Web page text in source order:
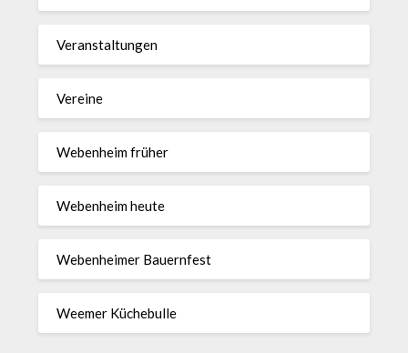
Veranstaltungen
Vereine
Webenheim früher
Webenheim heute
Webenheimer Bauernfest
Weemer Küchebulle